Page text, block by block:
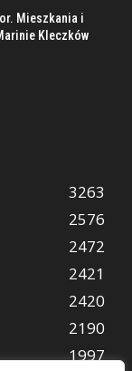
Mieszkania i
Kleczków
3263
2576
2472
2421
2420
2190
1997